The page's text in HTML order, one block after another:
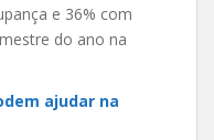
e 36% com
do ano na
ajudar na